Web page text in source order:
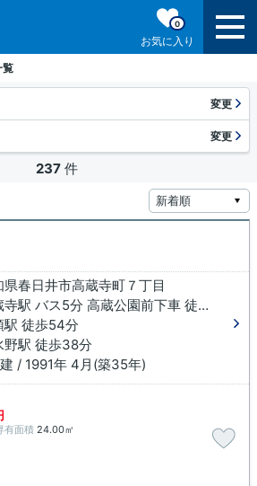
お気に入り
0
覧
変更
変更
237 件
県春日井市高蔵寺町７丁目
高蔵寺駅 バス5分 高蔵公園前下車 徒歩4分
駅 徒歩54分
野駅 徒歩38分
/ 1991年 4月(築35年)
有面積 24.00㎡